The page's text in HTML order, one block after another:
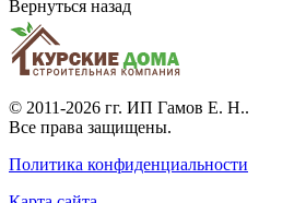
Вернуться назад
© 2011-2026 гг. ИП Гамов Е. Н..
Все права защищены.
Политика конфиденциальности